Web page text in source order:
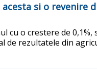
si o
cu o crestere de
de rezultatele din